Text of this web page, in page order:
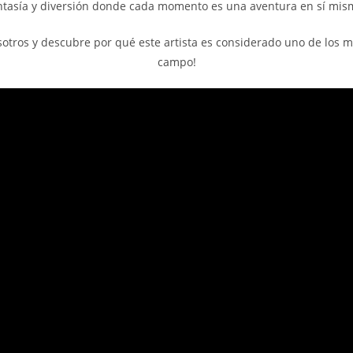
y diversión donde cada momento es una aventura en sí
y descubre por qué este artista es considerado uno de los
campo!